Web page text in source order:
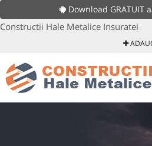
Download GRATUIT
Constructii Hale Metalice Insuratei